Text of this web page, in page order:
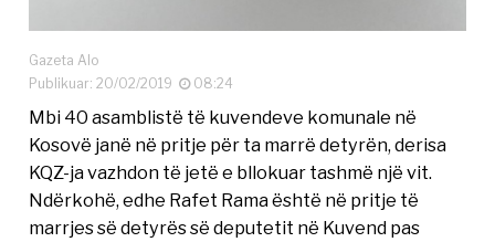
Gazeta Alo
Publikuar: 20/02/2019
08:24
Mbi 40 asamblistë të kuvendeve komunale në
Kosovë janë në pritje për ta marrë detyrën, derisa
KQZ-ja vazhdon të jetë e bllokuar tashmë një vit.
Ndërkohë, edhe Rafet Rama është në pritje të
marrjes së detyrës së deputetit në Kuvend pas